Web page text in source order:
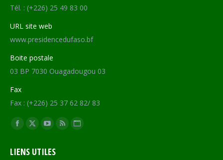
Tél. : (+226) 25 49 83 00
URL site web
www.presidencedufaso.bf
Boite postale
03 BP 7030 Ouagadougou 03
Fax
Fax : (+226) 25 37 62 82/ 83
Trouvez nous sur :
Facebook
opens
X
opens
YouTube
opens
RSS Site
LIENS UTILES